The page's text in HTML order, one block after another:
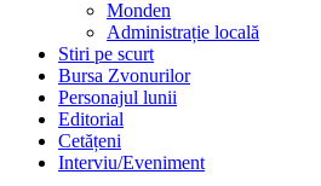
Monden
Administrație locală
Stiri pe scurt
Bursa Zvonurilor
Personajul lunii
Editorial
Cetățeni
Interviu/Eveniment